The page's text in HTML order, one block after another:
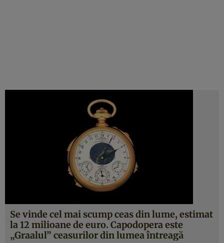
Se vinde cel mai scump ceas din lume, estimat
la 12 milioane de euro. Capodopera este
„Graalul” ceasurilor din lumea întreagă